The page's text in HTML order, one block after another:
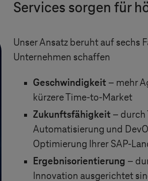
Services sorgen für
Unser Ansatz beruht auf sechs
Unternehmen schaffen
Geschwindigkeit – mehr
kürzere Time-to-Market
Zukunftsfähigkeit – durch
Automatisierung und
Optimierung Ihrer SAP-
Ergebnisorientierung –
Innovation ausgerichtet